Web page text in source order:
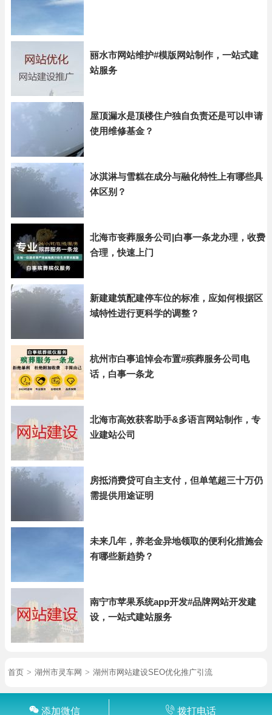
丽水市网站维护#模版网站制作，一站式建
站服务
屋顶漏水是顶楼住户独自负责还是可以申请
使用维修基金？
冰淇淋与雪糕在成分与融化特性上有哪些具
体区别？
北海市丧葬服务公司|白事一条龙办理，收费
合理，快速上门
新建建筑配建停车位的标准，应如何根据区
域特性进行更科学的调整？
杭州市白事追悼会布置#殡葬服务公司电
话，白事一条龙
北海市高效获客助手&多语言网站制作，专
业建站公司
房抵消费贷可自主支付，但单笔超三十万仍
需提供用途证明
未来几年，养老金异地领取的便利化措施会
有哪些新趋势？
南宁市苹果系统app开发#品牌网站开发建
设，一站式建站服务
首页 > 湖州市灵车网 > 湖州市网站建设SEO优化推广引流
添加微信 拨打电话